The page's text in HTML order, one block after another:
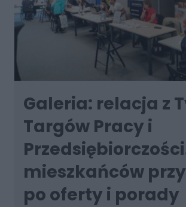
Galeria: relacja z
Targów Pracy i
mieszkańców
po oferty i porady